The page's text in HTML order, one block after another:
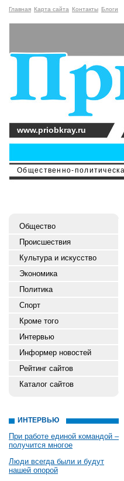
Главная Карта сайта Контакты Блоги
Общественно-
www.priobkray.ru
Общество
Происшествия
Культура и искусство
Экономика
Политика
Спорт
Кроме того
Интервью
Информер новостей
Рейтинг сайтов
Каталог сайтов
ИНТЕРВЬЮ
При работе единой командой –
получится многое
Люди всегда были и будут
нашей опорой